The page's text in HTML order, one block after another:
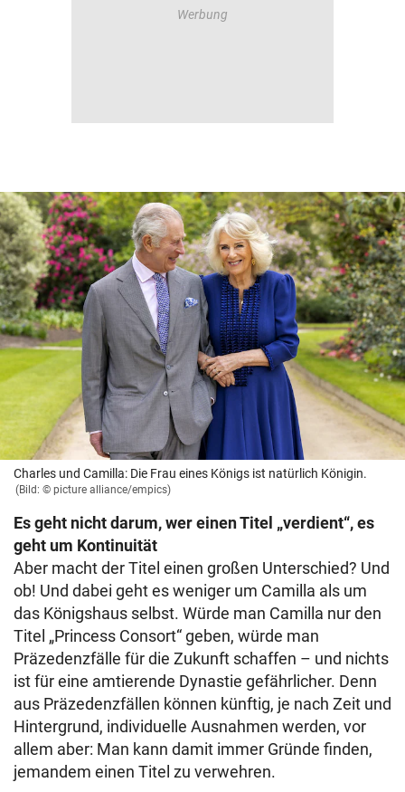
Charles und Camilla: Die Frau eines Königs ist natürlich Königin.
(Bild: © picture alliance/empics)
Es geht nicht darum, wer einen Titel „verdient“, es
geht um Kontinuität
Aber macht der Titel einen großen Unterschied? Und
ob! Und dabei geht es weniger um Camilla als um
das Königshaus selbst. Würde man Camilla nur den
Titel „Princess Consort“ geben, würde man
Präzedenzfälle für die Zukunft schaffen – und nichts
ist für eine amtierende Dynastie gefährlicher. Denn
aus Präzedenzfällen können künftig, je nach Zeit und
Hintergrund, individuelle Ausnahmen werden, vor
allem aber: Man kann damit immer Gründe finden,
jemandem einen Titel zu verwehren.